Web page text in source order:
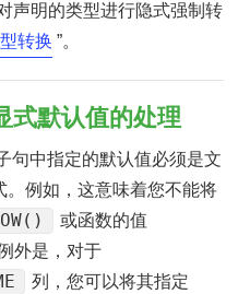
声明的类型进行隐式强制转
转换 ”。
式默认值的处理
句中指定的默认值必须是文
。例如，这意味着您不能将
或函数的值
外是，对于
列，您可以将其指定